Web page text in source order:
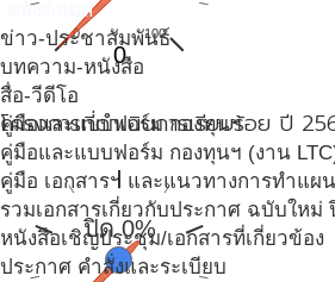
คลังข้อมูล
ข่าว-ประชาสัมพันธ์
บทความ-หนังสือ
สื่อ-วีดีโอ
คู่มือและแบบฟอร์ม กองทุนฯ
คู่มือและแบบฟอร์ม กองทุนฯ (งาน
คู่มือ เอกสารฯ และแนวทางการทำแผ
รวมเอกสารเกี่ยวกับประกาศ ฉบับใหม่
หนังสือเชิญประชุม/เอกสารที่เกี่ยวข้อง
ประกาศ คำสั่งและระเบียบ
0 100
0
โครงการที่ดำเนินการเรียบร้อย ปี
ปิด 0%